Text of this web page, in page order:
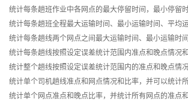
统计每条趟班作业中各网点的最大停留时间，最小停
统计每条趟班全程最大运输时间、最小运输时间、平
统计每条趟线两个网点之间最大运输时间、最小运输时
统计每条趟线按照设定误差统计范围内准点和晚点情况
统计整个趟线按照设定误差统计范围内的准点和晚点情
统计单个司机趟线准点和网点情况和比率，并可以统计
统计单个网点准点和晚点比率，并统计所有网点的准点